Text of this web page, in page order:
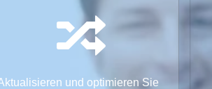
und optimieren Sie